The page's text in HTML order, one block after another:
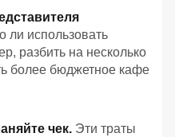
ли использовать
разбить на несколько
более бюджетное кафе
чек. Эти траты